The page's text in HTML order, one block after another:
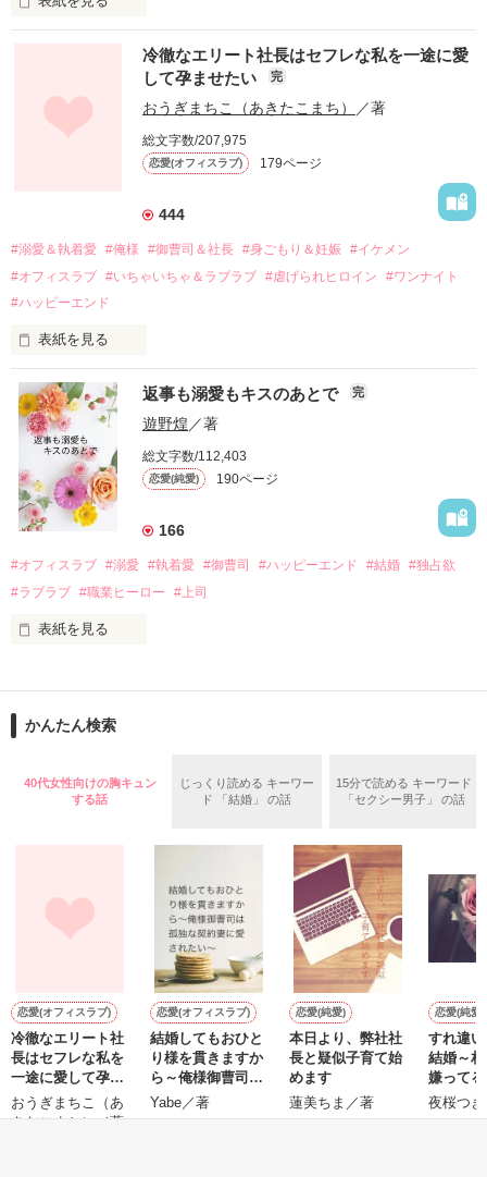
幼なじみの哲平に淡い恋心を抱いていた美桜。
しかし、ある出来事をきっかけに二人の関係は壊れてしまう。
関係修復もできないまま、美桜は両親の離婚によって
引っ越すことになり、哲平とも離れ離れになった。
それから約十二年後。
過去の傷から、二度と会いたくないと思っていた哲平に
運命のような再会を果たす。
酔った勢いで一夜を共にしてしまった。
さらに、美桜が初めてだと知った哲平は
『責任をとる、結婚しよう』と真っ直ぐに告げてきた。
戸惑う美桜とは裏腹に、好きという気持ちを隠すことなく
甘やかしてくる。
そんなある日、哲平は美桜がストーカー被害に
遭っていることを知る。
美桜を守るため、哲平は同居を提案してきて――。
夏木美桜(なつきみお)
鳴海哲平 (なるみてっぺい)
2026.6.5～2026.7.25
＊以前、公開していた話の改稿版です＊
作品を読む
冷徹なエリート社長はセフレな私を一途に愛
して孕ませたい
完
おうぎまちこ（あきたこまち） ／著
総文字数/207,975
恋愛(オフィスラブ) 179ページ
444
#溺愛＆執着愛 #俺様 #御曹司＆社長 #身ごもり＆妊娠 #イケメン
#オフィスラブ #いちゃいちゃ＆ラブラブ #虐げられヒロイン
#ワンナイト
#ハッピーエンド
表紙を見る
おかしな噂を流されて前の職場でうまくいかなかった梅田美
桜は、海外で傷心旅行をしていたところ、日本人美青年と出会
い、酒の勢いもあり一夜限りの関係となる。
帰国後、美桜は新しい職場でワンナイトした美青年と再会。
なんと彼の正体は、とある財閥御曹司にも関わらず、一族を離
れて起業した新進気鋭の実業家、社内でも冷徹だと評判な社長
――御影恭司その人だったのだ――！
なぜか恭司から飼い猫の世話係を命じられた美桜は、猫の世
の関係となってしまい――？
返事も溺愛もキスのあとで 完
遊野煌／著
総文字数/112,403
恋愛(純愛) 190ページ
166
#オフィスラブ #溺愛 #執着愛 #御曹司 #ハッピーエンド #結婚 #独占欲
#ラブラブ #職業ヒーロー #上司
表紙を見る
ションの企画戦略室で働いている。
めた、同期で恋人の石垣守（26）がいるのだが、後輩の姫原由
いた。
守と由羅から『便利屋雛子』と馬鹿にされ、一人こっそり泣い
鷹哉『宜しくな、俺の雛子』🦅
雛子『俺の……ひぃ、雛子？！！！』🐥
シゴデキで冷徹な上司が見せる素顔は、なぜか想像以上に甘く
※表紙も作中使用の画像も全てフリー素材です。
※執筆期間2026.6.3〜7.20完結です。
※他サイトさんにて恋愛トレンド1位でした〜良かったら読ん
で頂けると嬉しいです。
かんたん検索
40代女性向けの胸キュン
する話
じっくり読める キーワー
ド 「結婚」 の話
15分で読める キーワード
「セクシー男子」 の話
恋愛(オフィスラブ)
冷徹なエリート社
長はセフレな私を
一途に愛して孕ま
せたい
おうぎまちこ（あ
きたこまち）／著
恋愛(オフィスラブ)
結婚してもおひと
り様を貫きますか
ら～俺様御曹司は
孤独な契約妻に愛
されたい～
Yabe／著
恋愛(純愛)
本日より、弊社社
長と疑似子育て始
めます
蓮美ちま／著
恋愛(純愛)
すれ違
結婚～
嫌って
馴染み
夜桜つ